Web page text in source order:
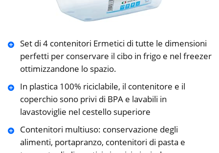
Set di 4 contenitori Ermetici di tutte le dimensioni
perfetti per conservare il cibo in frigo e nel freezer
ottimizzandone lo spazio.
In plastica 100% riciclabile, il contenitore e il
coperchio sono privi di BPA e lavabili in
lavastoviglie nel cestello superiore
Contenitori multiuso: conservazione degli
alimenti, portapranzo, contenitori di pasta e